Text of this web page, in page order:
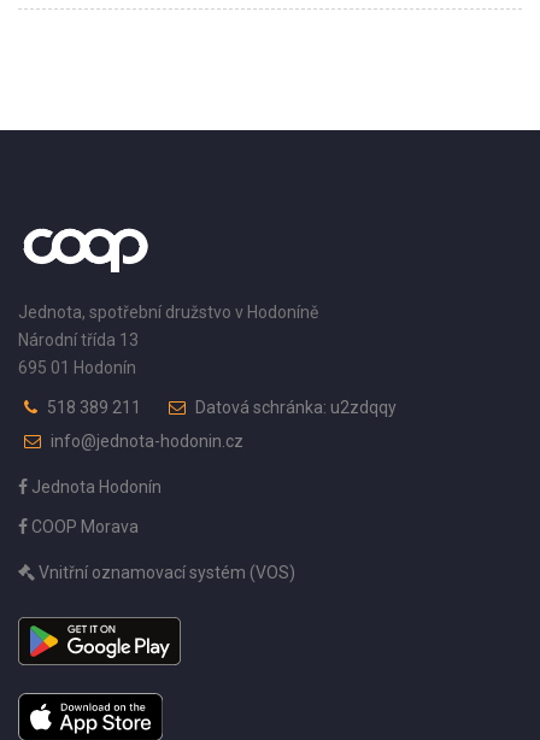
Jednota, spotřební družstvo v Hodoníně
Národní třída 13
695 01 Hodonín
518 389 211
Datová schránka: u2zdqqy
info@jednota-hodonin.cz
Jednota Hodonín
COOP Morava
Vnitřní oznamovací systém (VOS)